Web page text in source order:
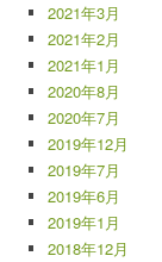
2021年3月
2021年2月
2021年1月
2020年8月
2020年7月
2019年12月
2019年7月
2019年6月
2019年1月
2018年12月